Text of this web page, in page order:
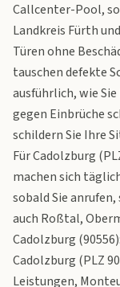
Callcenter-Pool,
Landkreis Fürth
Türen ohne
tauschen defekte
ausführlich, wie
gegen Einbrüche
schildern Sie Ihre
Für Cadolzburg
machen sich
sobald Sie
auch Roßtal,
Cadolzburg
Cadolzburg (PLZ
Leistungen,